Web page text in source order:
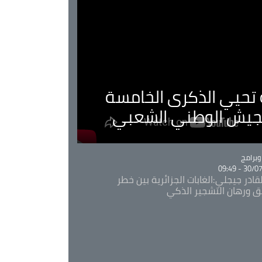
تحيي الذكرى الخامسة
الوطني الشعبي
30/07/
جيجلي:الغابات الجزائرية بين خطر
ورهان التشجير الذكي